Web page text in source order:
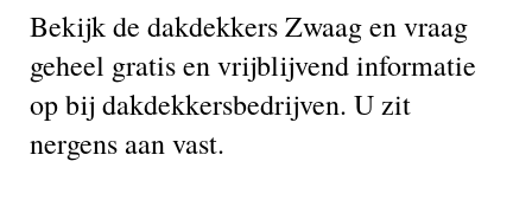
Bekijk de dakdekkers Zwaag en vraag
geheel gratis en vrijblijvend informatie
op bij dakdekkersbedrijven. U zit
nergens aan vast.